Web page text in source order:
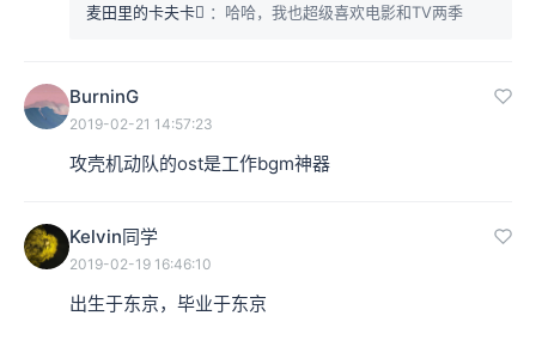
麦田里的卡夫卡 ：哈哈，我也超级喜欢电影和TV两季
BurninG
2019-02-21 14:57:23
攻壳机动队的ost是工作bgm神器
Kelvin同学
2019-02-19 16:46:10
出生于东京，毕业于东京